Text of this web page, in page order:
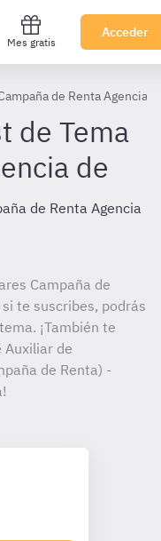
Mes gratis
Acceder
de Renta Agencia
de Tema
de
de Renta Agencia
Campaña de
te suscribes, podrás
¡También te
de
de Renta) -